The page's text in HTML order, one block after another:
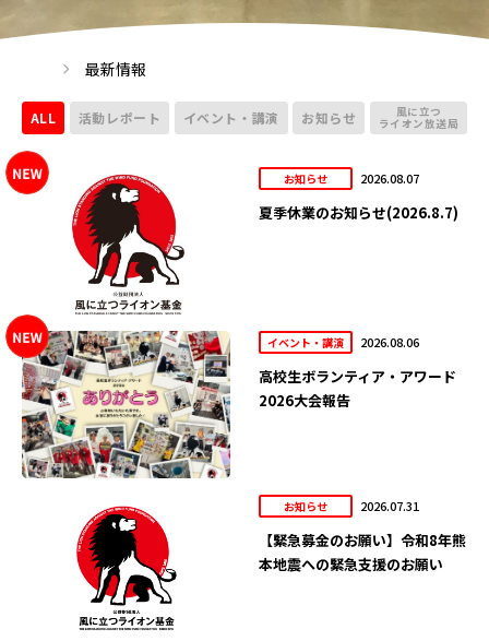
最新情報
ALL 活動レポート イベント・講演 お知らせ 風に立つ
ライオン放送局
お知らせ 2026.08.07
夏季休業のお知らせ(2026.8.7)
イベント・講演 2026.08.06
高校生ボランティア・アワード
2026大会報告
お知らせ 2026.07.31
【緊急募金のお願い】令和8年熊
本地震への緊急支援のお願い